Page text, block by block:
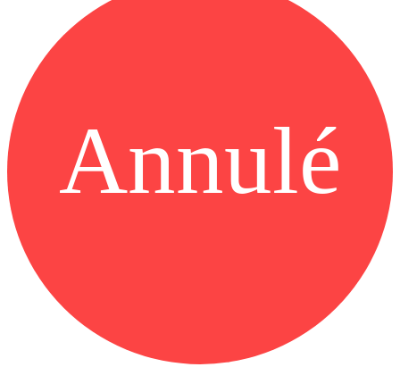
Annulé